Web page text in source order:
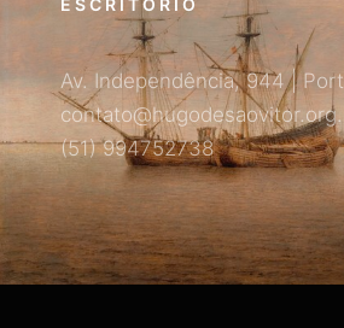
ESCRITÓRIO
Av. Independência, 944 |
(51) 994752738